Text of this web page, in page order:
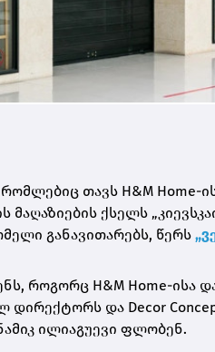
თავს H&M Home-
ქსელს
განავითარებს, წერს
როგორც H&M Home-ისა
და Decor
ილიაგუევი ფლობენ.